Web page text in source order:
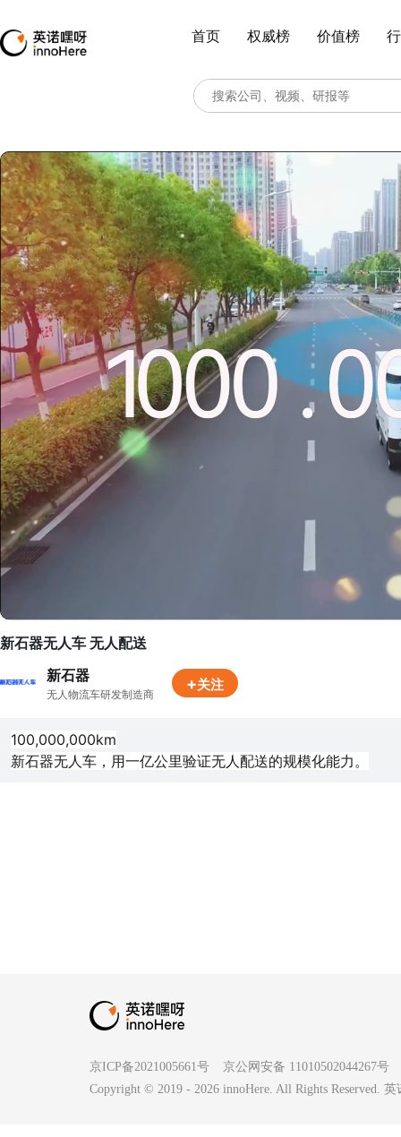
首页 权威榜 价值榜
新石器无人车 无人配送
新石器
无人物流车研发制造商
+关注
100,000,000km
新石器无人车，用一亿公里验证无人配送的规模化能力。
京ICP备2021005661号
京公网安备 11010502044267号
Copyright © 2019 - 2026 innoHere. All Rights Reserved.